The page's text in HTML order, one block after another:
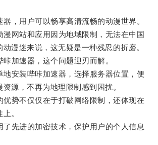
用户可以畅享高清流畅的动漫世界。
网站和应用因为地域限制，无法在中国
漫迷来说，这无疑是一种残忍的折磨。
速器，这个问题迎刃而解。
安装哔咔加速器，选择服务器位置，便
源，不再为地理限制感到困扰。
势不仅仅在于打破网络限制，还体现在
。
先进的加密技术，保护用户的个人信息